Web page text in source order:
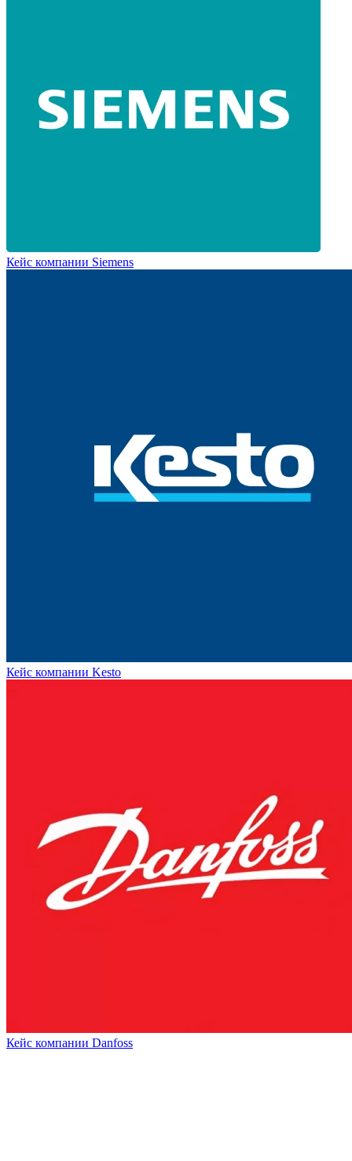
Кейс компании Siemens
Кейс компании Kesto
Кейс компании Danfoss